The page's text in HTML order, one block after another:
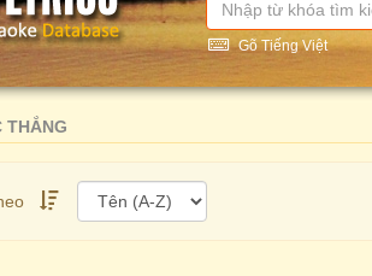
Gõ Tiếng Việt
THẮNG